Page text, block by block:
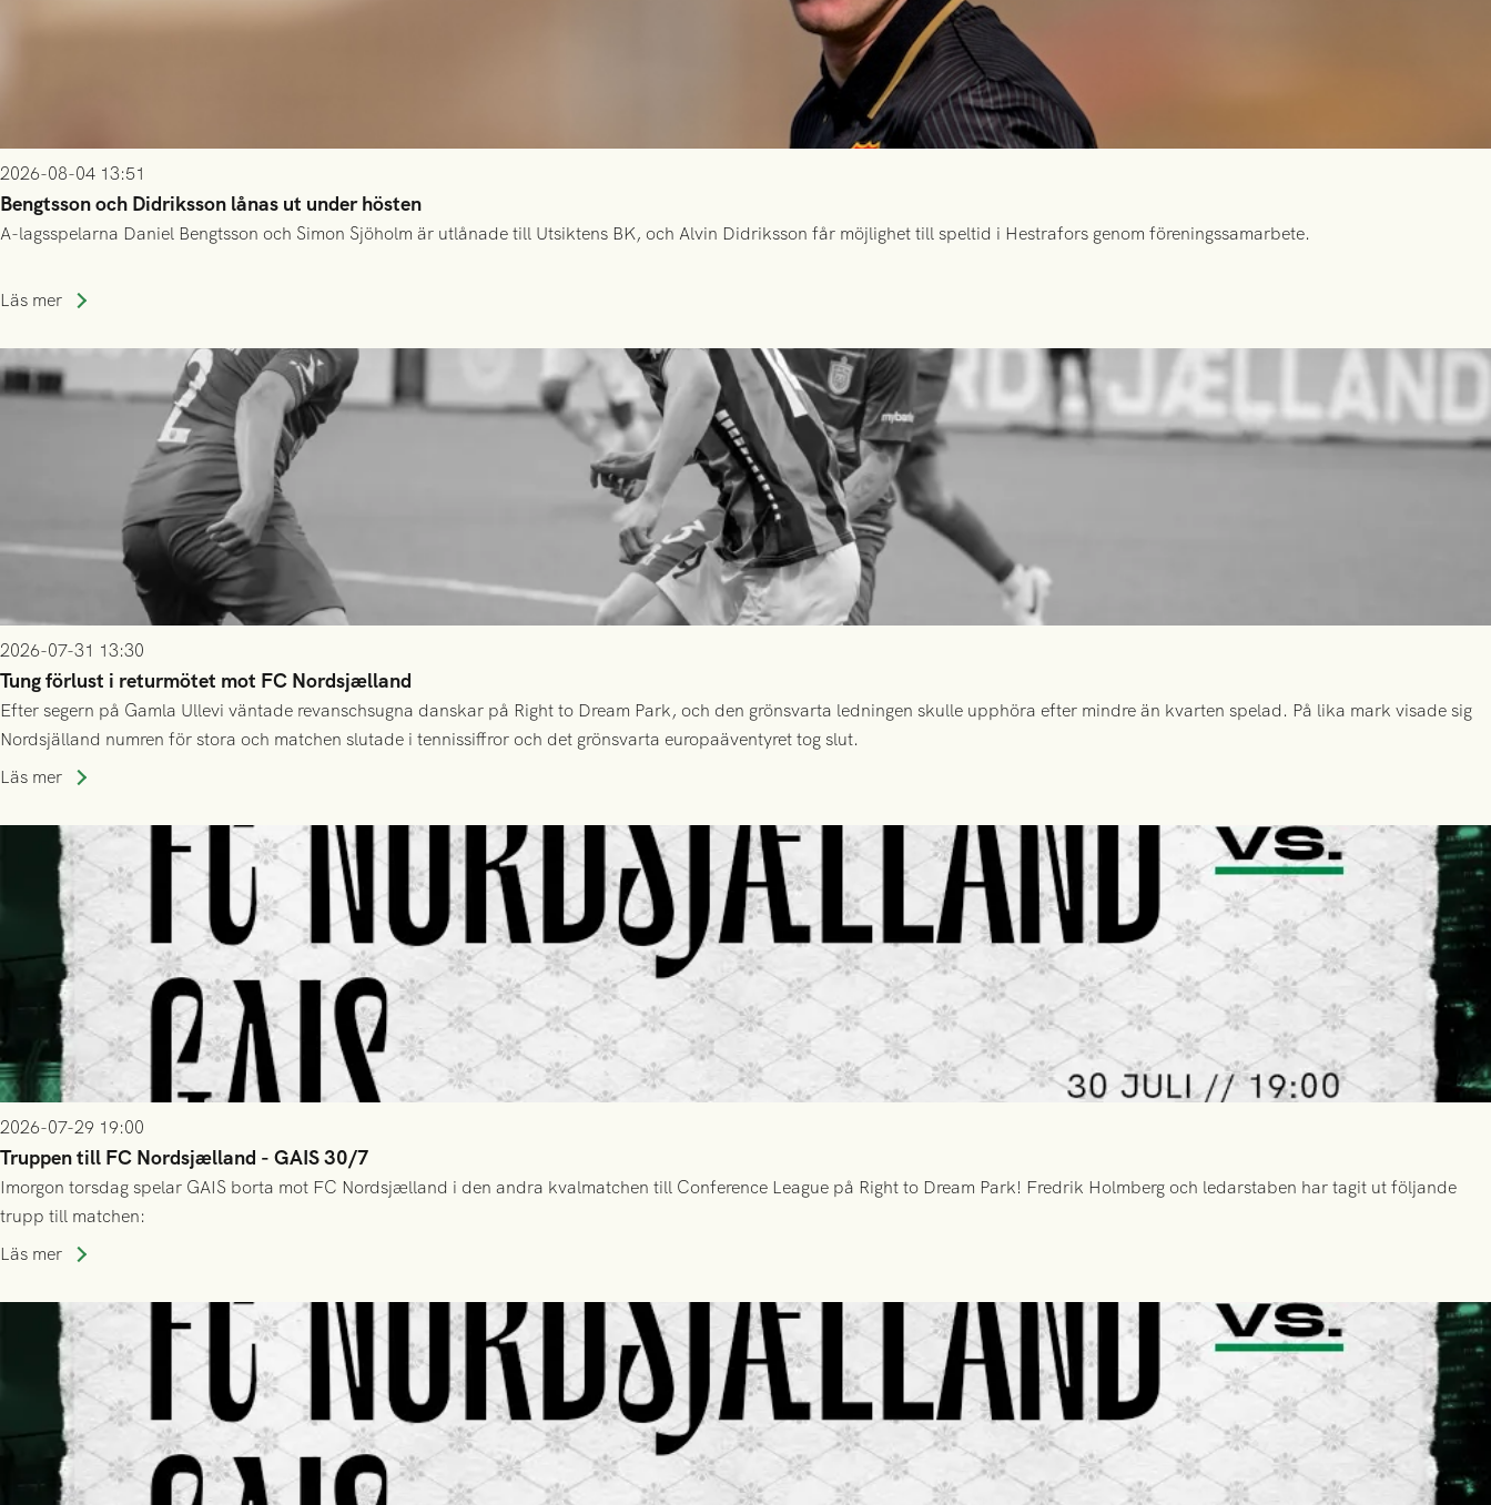
2026-08-04 13:51
Bengtsson och Didriksson lånas ut under hösten
A-lagsspelarna Daniel Bengtsson och Simon Sjöholm är utlånade till Utsiktens BK, och Alvin Didriksson får möjlighet till speltid i Hestrafors genom föreningssamarbete.
Läs mer
2026-07-31 13:30
Tung förlust i returmötet mot FC Nordsjælland
Efter segern på Gamla Ullevi väntade revanschsugna danskar på Right to Dream Park, och den grönsvarta ledningen skulle upphöra efter mindre än kvarten spelad. På lika mark visade sig
Nordsjälland numren för stora och matchen slutade i tennissiffror och det grönsvarta europaäventyret tog slut.
Läs mer
2026-07-29 19:00
Truppen till FC Nordsjælland - GAIS 30/7
Imorgon torsdag spelar GAIS borta mot FC Nordsjælland i den andra kvalmatchen till Conference League på Right to Dream Park! Fredrik Holmberg och ledarstaben har tagit ut följande
trupp till matchen:
Läs mer